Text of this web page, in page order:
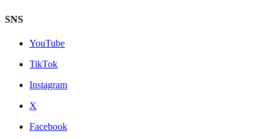
SNS
YouTube
TikTok
Instagram
X
Facebook